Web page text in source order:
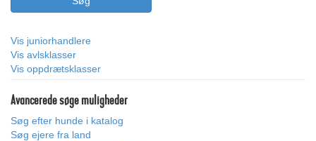
Vis juniorhandlere
Vis avlsklasser
Vis oppdrætsklasser
Avancerede søge muligheder
Søg efter hunde i katalog
Søg ejere fra land